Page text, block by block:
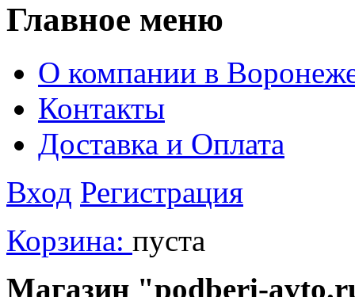
Главное меню
О компании в
Контакты
Доставка и Оплата
Вход Регистрация
Корзина: пуста
Магазин "podberi-